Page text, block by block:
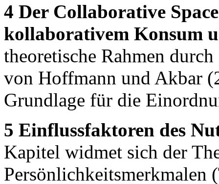
4 Der Collaborative
kollaborativem Konsum
theoretische Rahmen
von Hoffmann und Akbar
Grundlage für die
5 Einflussfaktoren des
Kapitel widmet sich der
Persönlichkeitsmerkmalen